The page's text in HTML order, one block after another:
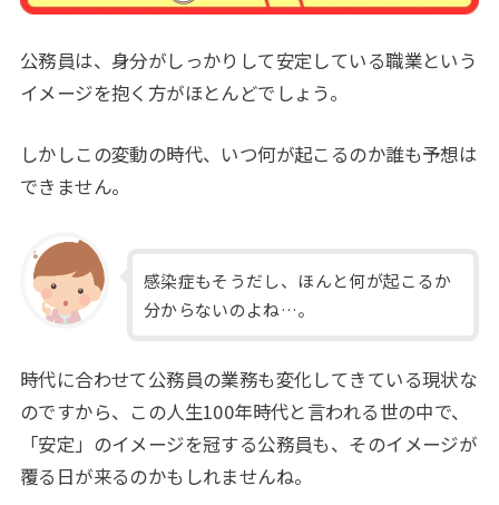
公務員は、身分がしっかりして安定している職業という
イメージを抱く方がほとんどでしょう。
しかしこの変動の時代、いつ何が起こるのか誰も予想は
できません。
感染症もそうだし、ほんと何が起こるか
分からないのよね…。
時代に合わせて公務員の業務も変化してきている現状な
のですから、この人生100年時代と言われる世の中で、
「安定」のイメージを冠する公務員も、そのイメージが
覆る日が来るのかもしれませんね。